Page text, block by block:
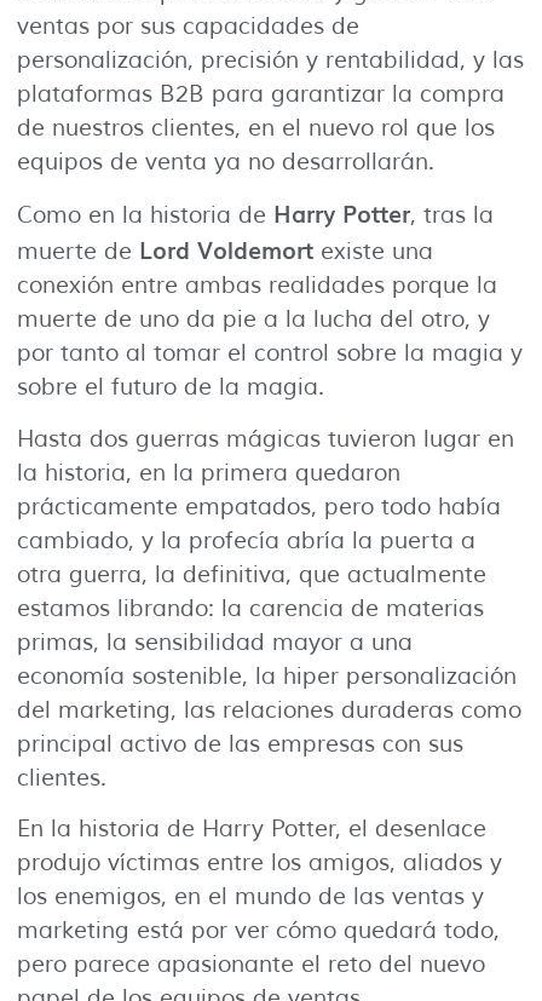
ventas por sus capacidades de
personalización, precisión y rentabilidad, y las
plataformas B2B para garantizar la compra
de nuestros clientes, en el nuevo rol que los
equipos de venta ya no desarrollarán.
Como en la historia de Harry Potter, tras la
muerte de Lord Voldemort existe una
conexión entre ambas realidades porque la
muerte de uno da pie a la lucha del otro, y
por tanto al tomar el control sobre la magia y
sobre el futuro de la magia.
Hasta dos guerras mágicas tuvieron lugar en
la historia, en la primera quedaron
prácticamente empatados, pero todo había
cambiado, y la profecía abría la puerta a
otra guerra, la definitiva, que actualmente
estamos librando: la carencia de materias
primas, la sensibilidad mayor a una
economía sostenible, la hiper personalización
del marketing, las relaciones duraderas como
principal activo de las empresas con sus
clientes.
En la historia de Harry Potter, el desenlace
produjo víctimas entre los amigos, aliados y
los enemigos, en el mundo de las ventas y
marketing está por ver cómo quedará todo,
pero parece apasionante el reto del nuevo